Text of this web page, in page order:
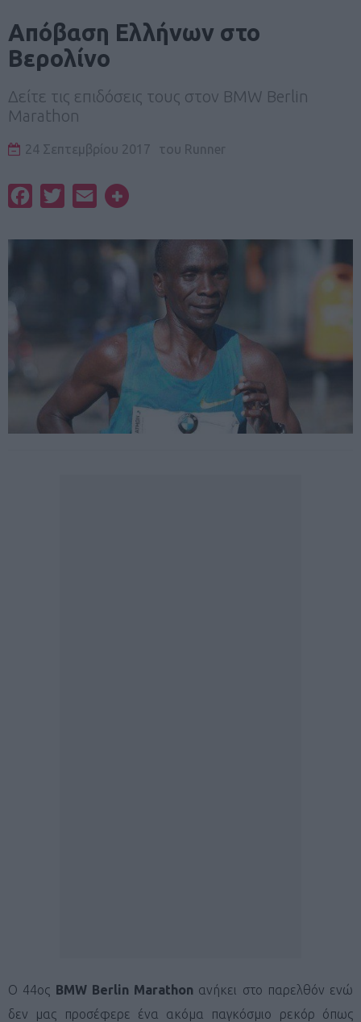
Απόβαση Ελλήνων στο
Βερολίνο
Δείτε τις επιδόσεις τους στον BMW Berlin
Marathon
24 Σεπτεμβρίου 2017 του Runner
FacebookTwitterEmail
O 44ος BMW Berlin Marathon ανήκει στο παρελθόν ενώ
δεν μας προσέφερε ένα ακόμα παγκόσμιο ρεκόρ όπως